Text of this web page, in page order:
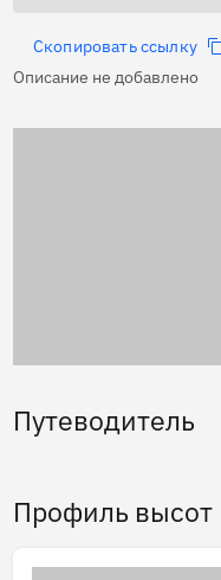
Скопировать ссылку
Описание не добавлено
Путеводитель
Профиль высот